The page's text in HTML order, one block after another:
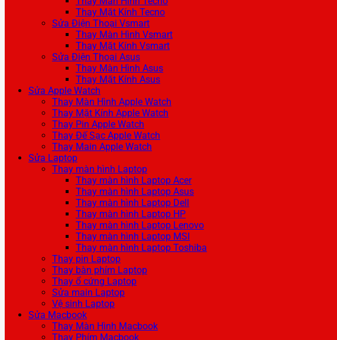
Thay Mặt Kính Tecno
Sửa Điện Thoại Vsmart
Thay Màn Hình Vsmart
Thay Mặt Kính Vsmart
Sửa Điện Thoại Asus
Thay Màn Hình Asus
Thay Mặt Kính Asus
Sửa Apple Watch
Thay Màn Hình Apple Watch
Thay Mặt Kính Apple Watch
Thay Pin Apple Watch
Thay Đế Sạc Apple Watch
Thay Main Apple Watch
Sửa Laptop
Thay màn hình Laptop
Thay màn hình Laptop Acer
Thay màn hình Laptop Asus
Thay màn hình Laptop Dell
Thay màn hình Laptop HP
Thay màn hình Laptop Lenovo
Thay màn hình Laptop MSI
Thay màn hình Laptop Toshiba
Thay pin Laptop
Thay bàn phím Laptop
Thay ổ cứng Laptop
Sửa main Laptop
Vệ sinh Laptop
Sửa Macbook
Thay Màn Hình Macbook
Thay Phím Macbook